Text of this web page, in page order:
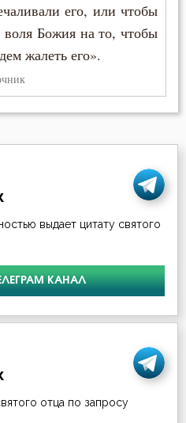
его, или чтобы
воля Божия на то, чтобы
жалеть его».
выдает цитату святого
КАНАЛ
отца по запросу